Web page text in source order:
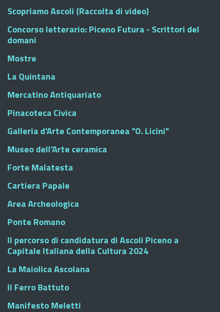
Scopriamo Ascoli (Raccolta di video)
Concorso letterario: Piceno Futura - Scrittori del
domani
Mostre
La Quintana
Mercatino Antiquariato
Pinacoteca Civica
Galleria d'Arte Contemporanea "O. Licini"
Museo dell'Arte ceramica
Forte Malatesta
Cartiera Papale
Area Archeologica
Ponte Romano
Il percorso di candidatura di Ascoli Piceno a
Capitale Italiana della Cultura 2024
La Maiolica Ascolana
Il Ferro Battuto
Manifesto Meletti